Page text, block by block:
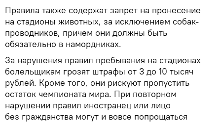
Правила также содержат запрет на пронесение
на стадионы животных, за исключением собак-
проводников, причем они должны быть
обязательно в намордниках.
За нарушения правил пребывания на стадионах
болельщикам грозят штрафы от 3 до 10 тысяч
рублей. Кроме того, они рискуют пропустить
остаток чемпионата мира. При повторном
нарушении правил иностранец или лицо
без гражданства могут и вовсе попрощаться